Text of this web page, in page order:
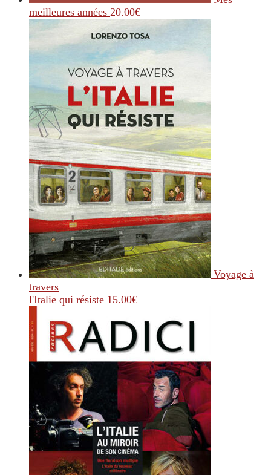
meilleures années 20.00€
Voyage à
travers
l'Italie qui résiste 15.00€